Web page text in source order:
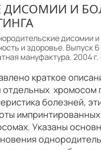
ДИСОМИИ И
дисомии и
и здоровье. Выпуск
мануфактура. 2004 г.
краткое
хромосом
болезней,
Указаны